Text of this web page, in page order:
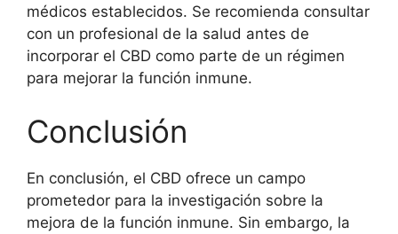
médicos establecidos. Se recomienda consultar
con un profesional de la salud antes de
incorporar el CBD como parte de un régimen
para mejorar la función inmune.
Conclusión
En conclusión, el CBD ofrece un campo
prometedor para la investigación sobre la
mejora de la función inmune. Sin embargo, la